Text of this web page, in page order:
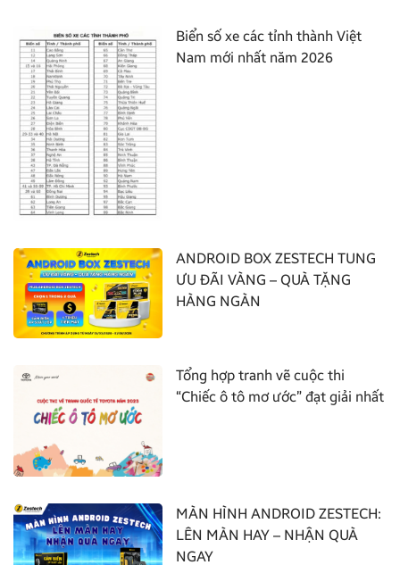
Biển số xe các tỉnh thành Việt
Nam mới nhất năm 2026
ANDROID BOX ZESTECH TUNG
ƯU ĐÃI VÀNG – QUÀ TẶNG
HÀNG NGÀN
Tổng hợp tranh vẽ cuộc thi
“Chiếc ô tô mơ ước” đạt giải nhất
MÀN HÌNH ANDROID ZESTECH:
LÊN MÀN HAY – NHẬN QUÀ
NGAY